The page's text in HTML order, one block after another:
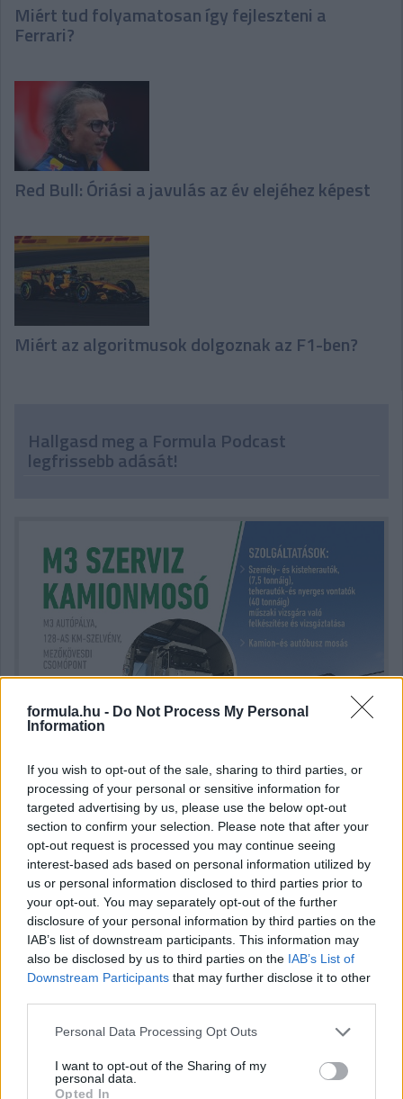
formula.hu - Do Not Process My Personal
Information
If you wish to opt-out of the sale, sharing to third parties, or
processing of your personal or sensitive information for
targeted advertising by us, please use the below opt-out
section to confirm your selection. Please note that after your
opt-out request is processed you may continue seeing
interest-based ads based on personal information utilized by
us or personal information disclosed to third parties prior to
your opt-out. You may separately opt-out of the further
disclosure of your personal information by third parties on the
IAB’s list of downstream participants. This information may
also be disclosed by us to third parties on the IAB’s List of
Downstream Participants that may further disclose it to other
Please note that this website/app uses one or more Google
not limited to your visit or usage behaviour. You may click to
grant or deny consent to Google and its third-party tags to
Personal Data Processing Opt Outs
I want to opt-out of the Sharing of my
personal data.
Opted In
Miért tud folyamatosan így fejleszteni a
Ferrari?
Red Bull: Óriási a javulás az év elejéhez képest
Miért az algoritmusok dolgoznak az F1-ben?
Hallgasd meg a Formula Podcast
legfrissebb adását!
Kövess minket a Facebookon
Parc Fermé
Montoya szerint Antonelli kedvessége sem segít